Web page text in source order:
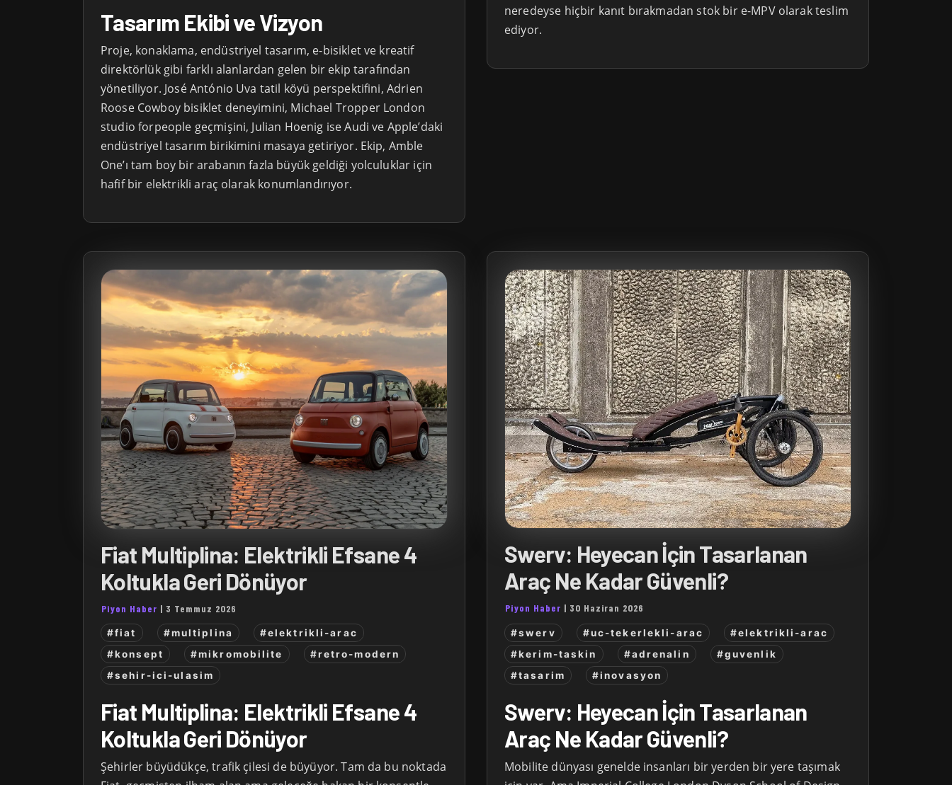
Tasarım Ekibi ve Vizyon
Proje, konaklama, endüstriyel tasarım, e-bisiklet ve kreatif
direktörlük gibi farklı alanlardan gelen bir ekip tarafından
yönetiliyor. José António Uva tatil köyü perspektifini, Adrien
Roose Cowboy bisiklet deneyimini, Michael Tropper London
studio forpeople geçmişini, Julian Hoenig ise Audi ve Apple’daki
endüstriyel tasarım birikimini masaya getiriyor. Ekip, Amble
One’ı tam boy bir arabanın fazla büyük geldiği yolculuklar için
hafif bir elektrikli araç olarak konumlandırıyor.
neredeyse hiçbir kanıt bırakmadan stok bir e-MPV olarak teslim
ediyor.
Fiat Multiplina: Elektrikli Efsane 4
Koltukla Geri Dönüyor
Piyon Haber | 3 Temmuz 2026
#fiat #multiplina
#elektrikli-arac
#konsept
#mikromobilite
#retro-modern
#sehir-ici-ulasim
Fiat Multiplina: Elektrikli Efsane 4
Koltukla Geri Dönüyor
Şehirler büyüdükçe, trafik çilesi de büyüyor. Tam da bu noktada
Swerv: Heyecan İçin Tasarlanan
Araç Ne Kadar Güvenli?
Piyon Haber | 30 Haziran 2026
#swerv #uc-tekerlekli-arac
#elektrikli-arac
#kerim-taskin
#adrenalin
#guvenlik
#tasarim
#inovasyon
Swerv: Heyecan İçin Tasarlanan
Araç Ne Kadar Güvenli?
Mobilite dünyası genelde insanları bir yerden bir yere taşımak